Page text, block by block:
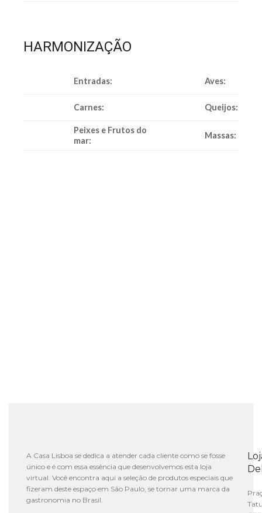
HARMONIZAÇÃO
Entradas: Aves:
Carnes: Queijos:
Peixes e Frutos do
mar:
Massas:
A Casa Lisboa se dedica a atender cada cliente como se fosse
único e é com essa essência que desenvolvemos esta loja
virtual. Você encontra aqui a seleção de produtos especiais que
fizeram deste espaço em São Paulo, se tornar uma marca da
gastronomia no Brasil.